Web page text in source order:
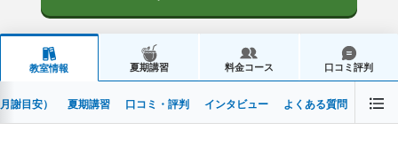
教室情報 夏期講習 料金コース 口コミ評判
謝目安） 夏期講習 口コミ・評判 インタビュー よくある質問